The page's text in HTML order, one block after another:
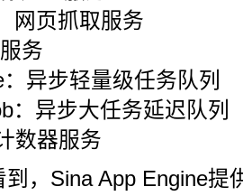
网页抓取服务
务
异步轻量级任务队列
：异步大任务延迟队列
数器服务
到，Sina App Engine提